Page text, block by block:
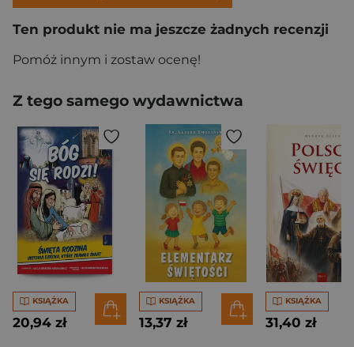
Ten produkt nie ma jeszcze żadnych recenzji
Pomóż innym i zostaw ocenę!
Z tego samego wydawnictwa
KSIĄŻKA
20,94 zł
KSIĄŻKA
13,37 zł
KSIĄŻKA
31,40 zł